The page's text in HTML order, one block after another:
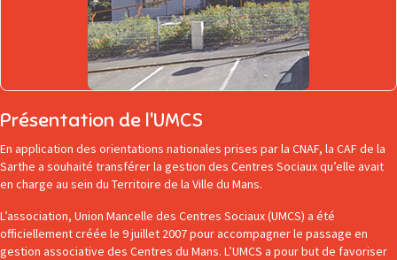
Présentation de l'UMCS
En application des orientations nationales prises par la CNAF, la CAF de la
Sarthe a souhaité transférer la gestion des Centres Sociaux qu’elle avait
en charge au sein du Territoire de la Ville du Mans.
L’association, Union Mancelle des Centres Sociaux (UMCS) a été
officiellement créée le 9 juillet 2007 pour accompagner le passage en
gestion associative des Centres du Mans. L’UMCS a pour but de favoriser